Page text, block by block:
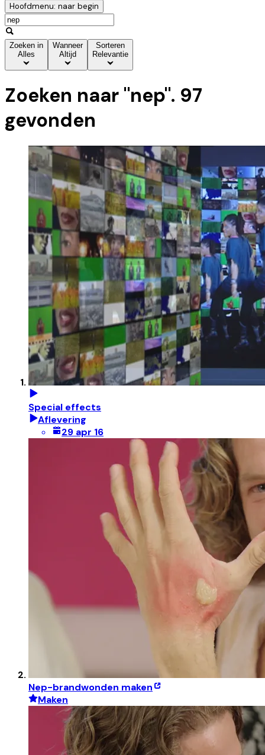
Hoofdmenu: naar begin
Zoeken in
Alles
Wanneer
Altijd
Sorteren
Relevantie
Zoeken naar "nep". 97
gevonden
Special effects
Aflevering
29 apr 16
Nep-brandwonden maken
Maken